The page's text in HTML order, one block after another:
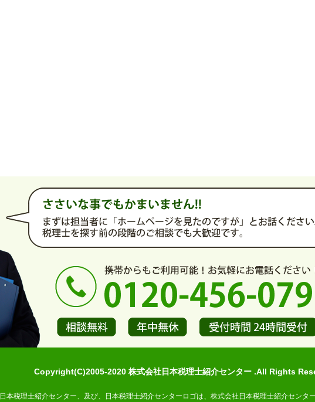
Copyright(C)2005-2020 株式会社日本税理士紹介センター .All Rights
日本税理士紹介センター、及び、日本税理士紹介センターロゴは、株式会社日本税理士紹介センタ